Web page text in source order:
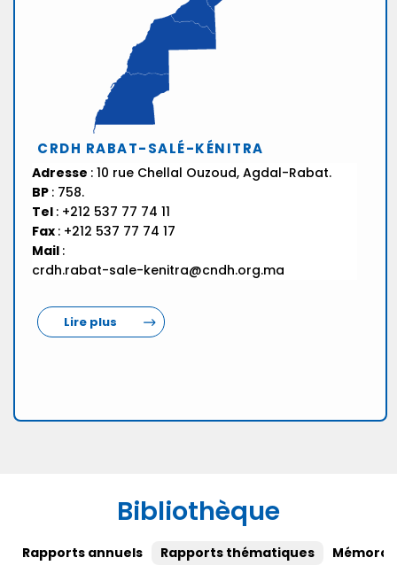
CRDH RABAT-SALÉ-KÉNITRA
Adresse : 10 rue Chellal Ouzoud, Agdal-Rabat.
BP : 758.
Tel : +212 537 77 74 11
Fax : +212 537 77 74 17
Mail :
crdh.rabat-sale-kenitra@cndh.org.ma
Lire plus
Bibliothèque
Rapports annuels Rapports thématiques